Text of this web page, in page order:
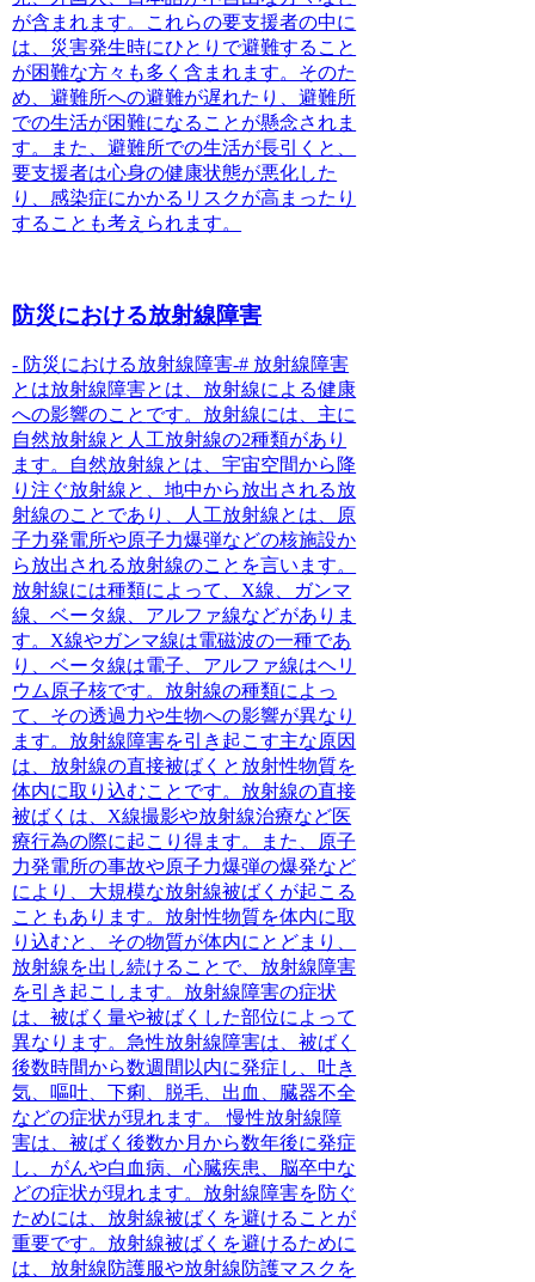
が含まれます。これらの要支援者の中に
は、災害発生時にひとりで避難すること
が困難な方々も多く含まれます。そのた
め、避難所への避難が遅れたり、避難所
での生活が困難になることが懸念されま
す。また、避難所での生活が長引くと、
要支援者は心身の健康状態が悪化した
り、感染症にかかるリスクが高まったり
する ことも考えられます。
防災における放射線障害
- 防災における放射線障害-# 放射線障害
とは放射線障害とは、 放射線による健康
への影響のこと です。放射線には、主に
自然放射線と人工放射線の2種類があり
ます。自然放射線とは、宇宙空間から降
り注ぐ放射線と、地中から放出される放
射線のことであり、人工放射線とは、原
子力発電所や原子力爆弾などの核施設か
ら放出される放射線のことを言います。
放射線には種類によって、X線、ガンマ
線、ベータ線、アルファ線などがありま
す。X線やガンマ線は電磁波の一種であ
り、ベータ線は電子、アルファ線はヘリ
ウム原子核です。放射線の種類によっ
て、その透過力や生物への影響が異なり
ます。放射線障害を引き起こす主な原因
は、放射線の直接被ばくと放射性物質を
体内に取り込むことです。放射線の直接
被ばくは、X線撮影や放射線治療など医
療行為の際に起こり得ます。また、原子
力発電所の事故や原子力爆弾の爆発など
により、大規模な放射線被ばくが起こる
こともあります。放射性物質を体内に取
り込むと、その物質が体内にとどまり、
放射線を出し続けることで、放射線障害
を引き起こします。放射線障害の症状
は、被ばく量や被ばくした部位によって
異なります。急性放射線障害は、被ばく
後数時間から数週間以内に発症し、吐き
気、嘔吐、下痢、脱毛、出血、臓器不全
などの症状が現れます。
慢性放射線障
害は、被ばく後数か月から数年後に発症
し、がんや白血病、心臓疾患、脳卒中な
どの症状が現れます。 放射線障害を防ぐ
ためには、放射線被ばくを避けることが
重要です。放射線被ばくを避けるために
は、放射線防護服や放射線防護マスクを